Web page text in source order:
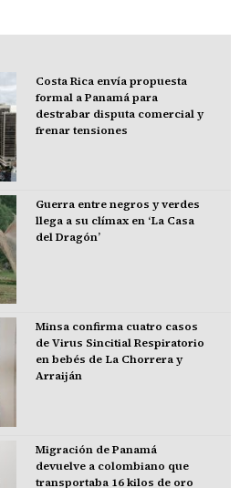
Costa Rica envía propuesta
formal a Panamá para
destrabar disputa comercial y
frenar tensiones
Guerra entre negros y verdes
llega a su clímax en ‘La Casa
del Dragón’
Minsa confirma cuatro casos
de Virus Sincitial Respiratorio
en bebés de La Chorrera y
Arraiján
Migración de Panamá
devuelve a colombiano que
transportaba 16 kilos de oro